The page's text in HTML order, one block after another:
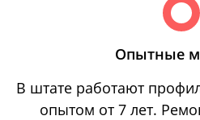
Опытные
В штате работают
опытом от 7 лет.